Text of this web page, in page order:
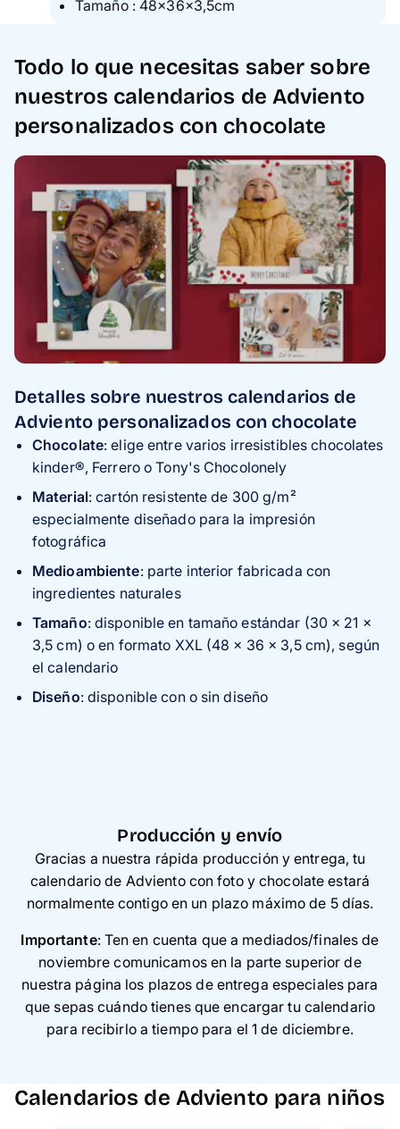
Tamaño : 48×36×3,5cm
Todo lo que necesitas saber sobre
nuestros calendarios de Adviento
personalizados con chocolate
Detalles sobre nuestros calendarios de
Adviento personalizados con chocolate
Chocolate: elige entre varios irresistibles chocolates
kinder®, Ferrero o Tony's Chocolonely
Material: cartón resistente de 300 g/m²
especialmente diseñado para la impresión
fotográfica
Medioambiente: parte interior fabricada con
ingredientes naturales
Tamaño: disponible en tamaño estándar (30 x 21 x
3,5 cm) o en formato XXL (48 x 36 x 3,5 cm), según
el calendario
Diseño: disponible con o sin diseño
Producción y envío
Gracias a nuestra rápida producción y entrega, tu
calendario de Adviento con foto y chocolate estará
normalmente contigo en un plazo máximo de 5 días.
Importante: Ten en cuenta que a mediados/finales de
noviembre comunicamos en la parte superior de
nuestra página los plazos de entrega especiales para
que sepas cuándo tienes que encargar tu calendario
para recibirlo a tiempo para el 1 de diciembre.
Calendarios de Adviento para niños